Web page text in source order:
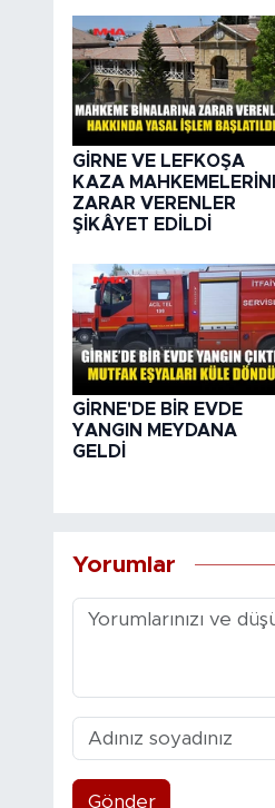
GİRNE VE LEFKOŞA
KAZA
ZARAR VERENLER
ŞİKÂYET EDİLDİ
GİRNE'DE BİR EVDE
YANGIN MEYDANA
GELDİ
Yorumlar
Gönder